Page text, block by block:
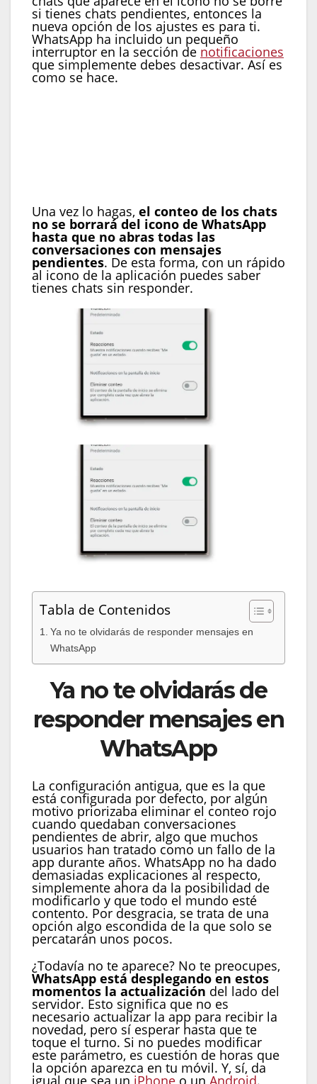
si tienes chats pendientes, entonces la
nueva opción de los ajustes es para ti.
WhatsApp ha incluido un pequeño
interruptor en la sección de notificaciones
que simplemente debes desactivar. Así es
como se hace.
Una vez lo hagas, el conteo de los chats
no se borrará del icono de WhatsApp
hasta que no abras todas las
conversaciones con mensajes
pendientes. De esta forma, con un rápido
al icono de la aplicación puedes saber
tienes chats sin responder.
Tabla de Contenidos
Ya no te olvidarás de responder mensajes en
WhatsApp
Ya no te olvidarás de
responder mensajes en
WhatsApp
La configuración antigua, que es la que
está configurada por defecto, por algún
motivo priorizaba eliminar el conteo rojo
cuando quedaban conversaciones
pendientes de abrir, algo que muchos
usuarios han tratado como un fallo de la
app durante años. WhatsApp no ha dado
demasiadas explicaciones al respecto,
simplemente ahora da la posibilidad de
modificarlo y que todo el mundo esté
contento. Por desgracia, se trata de una
opción algo escondida de la que solo se
percatarán unos pocos.
¿Todavía no te aparece? No te preocupes,
WhatsApp está desplegando en estos
momentos la actualización del lado del
servidor. Esto significa que no es
necesario actualizar la app para recibir la
novedad, pero sí esperar hasta que te
toque el turno. Si no puedes modificar
este parámetro, es cuestión de horas que
la opción aparezca en tu móvil. Y, sí, da
igual que sea un iPhone o un Android.